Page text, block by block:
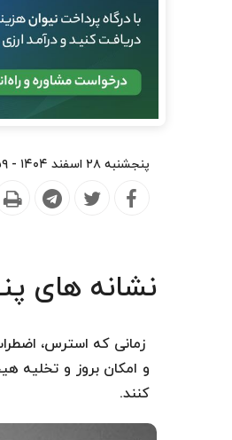
پنجشنبه ۲۸ اسفند ۱۴۰۴ - ۱۰:۵۹
نشانه های
زمانی که استرس،
و امکان بروز و تخلیه
کنند.